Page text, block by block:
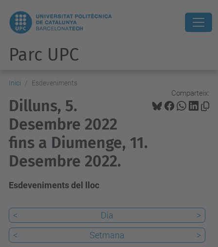
Parc UPC
Inici Esdeveniments
Comparteix:
Dilluns, 5.
Desembre 2022
fins a Diumenge, 11.
Desembre 2022.
Esdeveniments del lloc
< Dia
>
<
Setmana
>